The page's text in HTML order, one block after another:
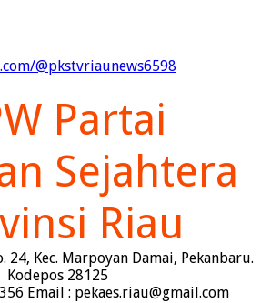
@pkstvriaunews6598
Partai
Sejahtera
Riau
24, Kec. Marpoyan Damai, Pekanbaru.
Kodepos 28125
Email : pekaes.riau@gmail.com